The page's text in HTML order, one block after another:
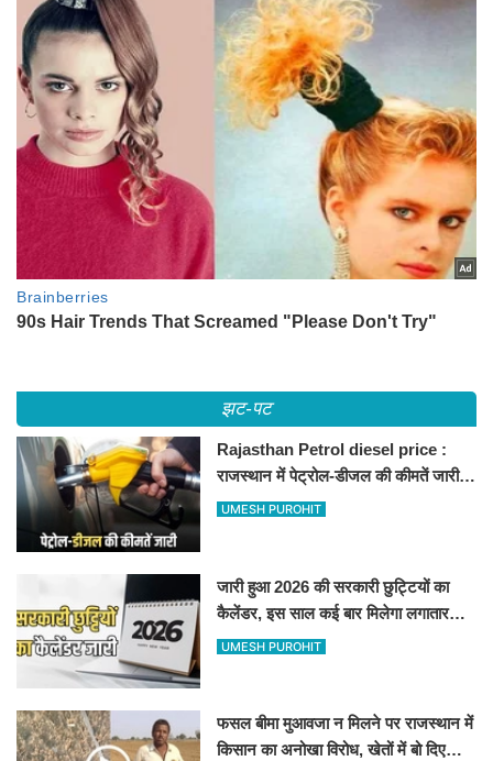
झट-पट
Rajasthan Petrol diesel price :
राजस्थान में पेट्रोल-डीजल की कीमतें जारी,
जानिए बीकानेर समेत पुरे प्रदेश में नए रेट
UMESH PUROHIT
जारी हुआ 2026 की सरकारी छुट्टियों का
कैलेंडर, इस साल कई बार मिलेगा लगातार
अवकाश, देखें
UMESH PUROHIT
फसल बीमा मुआवजा न मिलने पर राजस्थान में
किसान का अनोखा विरोध, खेतों में बो दिए